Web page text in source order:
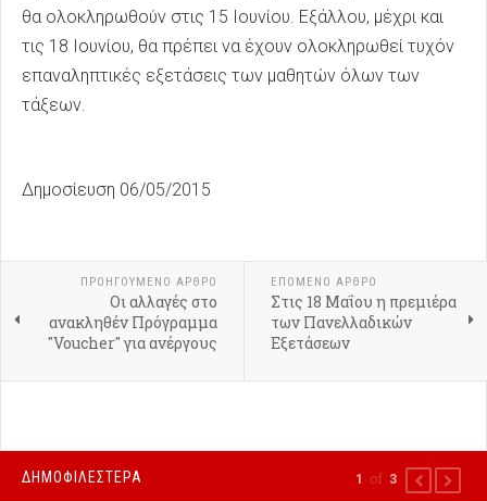
θα ολοκληρωθούν στις 15 Ιουνίου. Εξάλλου, μέχρι και
τις 18 Ιουνίου, θα πρέπει να έχουν ολοκληρωθεί τυχόν
επαναληπτικές εξετάσεις των μαθητών όλων των
τάξεων.
Δημοσίευση 06/05/2015
ΠΡΟΗΓΟΎΜΕΝΟ ΑΡΘΡΟ
Οι αλλαγές στο
ανακληθέν Πρόγραμμα
"Voucher" για ανέργους
ΕΠΟΜΕΝΟ ΑΡΘΡΟ
Στις 18 Μαΐου η πρεμιέρα
των Πανελλαδικών
Εξετάσεων
ΔΗΜΟΦΙΛΕΣΤΕΡΑ 1 of 3 PREVIOUS
NEXT